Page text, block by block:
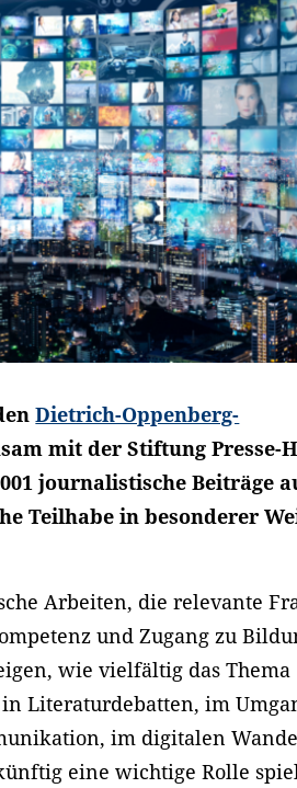
Dietrich-Oppenberg-
mit der Stiftung Presse-
journalistische Beiträge
Teilhabe in besonderer
Arbeiten, die relevante
und Zugang zu
wie vielfältig das Thema
Literaturdebatten, im
im digitalen
eine wichtige Rolle